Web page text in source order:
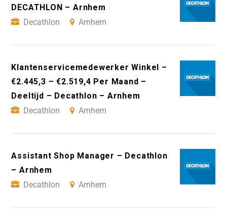
DECATHLON – Arnhem
Decathlon
Arnhem
Klantenservicemedewerker Winkel –
€2.445,3 – €2.519,4 Per Maand –
Deeltijd – Decathlon – Arnhem
Decathlon
Arnhem
Assistant Shop Manager – Decathlon
– Arnhem
Decathlon
Arnhem